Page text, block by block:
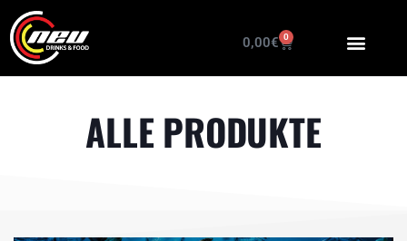
0,00€ 0
ALLE PRODUKTE